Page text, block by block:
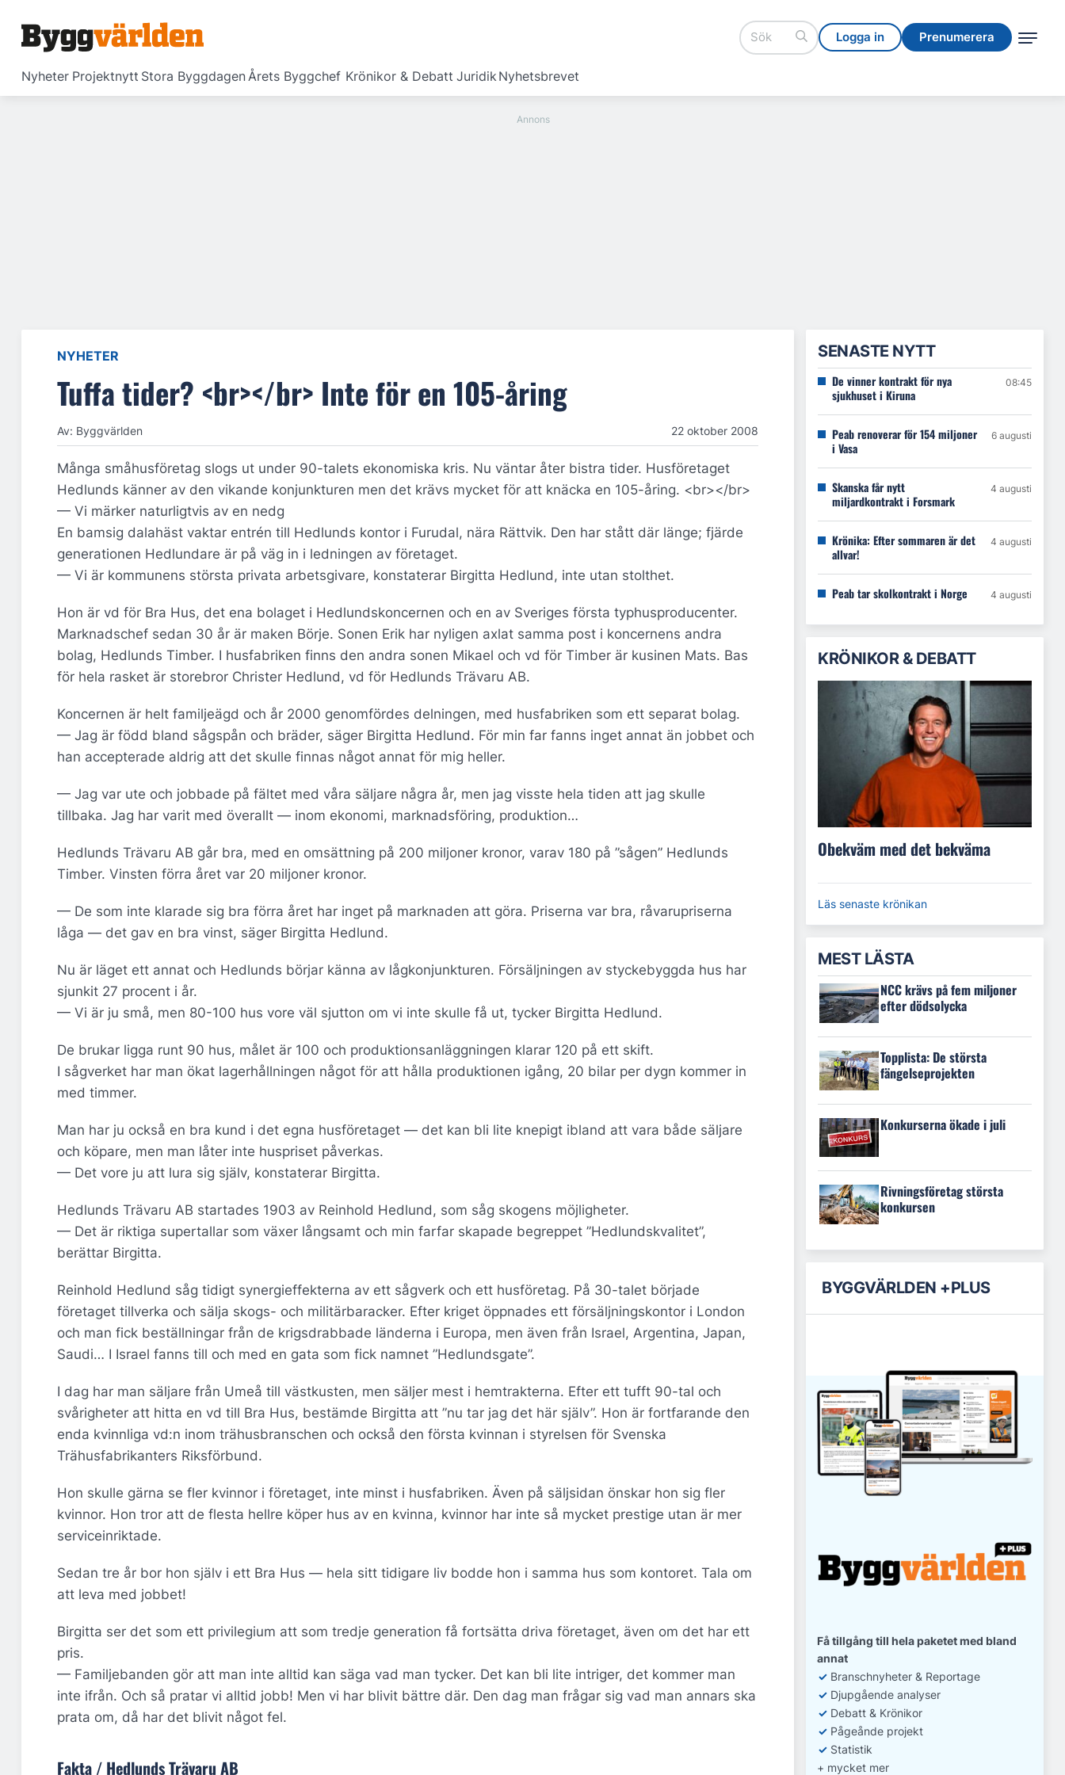
Logga in Prenumerera
Nyheter Projektnytt Stora ByggdagenÅrets Byggchef Krönikor & Debatt JuridikNyhetsbrevet
Logga in Prenumerera
NYHETER
Tuffa tider? <br></br> Inte för en 105-åring
Av: Byggvärlden 22 oktober 2008
Många småhusföretag slogs ut under 90-talets ekonomiska kris. Nu väntar åter bistra tider. Husföretaget
Hedlunds känner av den vikande konjunkturen men det krävs mycket för att knäcka en 105-åring. <br></br>
— Vi märker naturligtvis av en nedg
En bamsig dalahäst vaktar entrén till Hedlunds kontor i Furudal, nära Rättvik. Den har stått där länge; fjärde
generationen Hedlundare är på väg in i ledningen av företaget.
— Vi är kommunens största privata arbetsgivare, konstaterar Birgitta Hedlund, inte utan stolthet.
Hon är vd för Bra Hus, det ena bolaget i Hedlundskoncernen och en av Sveriges första typhusproducenter.
Marknadschef sedan 30 år är maken Börje. Sonen Erik har nyligen axlat samma post i koncernens andra
bolag, Hedlunds Timber. I husfabriken finns den andra sonen Mikael och vd för Timber är kusinen Mats. Bas
för hela rasket är storebror Christer Hedlund, vd för Hedlunds Trävaru AB.
Koncernen är helt familjeägd och år 2000 genomfördes delningen, med husfabriken som ett separat bolag.
— Jag är född bland sågspån och bräder, säger Birgitta Hedlund. För min far fanns inget annat än jobbet och
han accepterade aldrig att det skulle finnas något annat för mig heller.
— Jag var ute och jobbade på fältet med våra säljare några år, men jag visste hela tiden att jag skulle
tillbaka. Jag har varit med överallt — inom ekonomi, marknadsföring, produktion…
Hedlunds Trävaru AB går bra, med en omsättning på 200 miljoner kronor, varav 180 på ”sågen” Hedlunds
Timber. Vinsten förra året var 20 miljoner kronor.
— De som inte klarade sig bra förra året har inget på marknaden att göra. Priserna var bra, råvarupriserna
låga — det gav en bra vinst, säger Birgitta Hedlund.
Nu är läget ett annat och Hedlunds börjar känna av lågkonjunkturen. Försäljningen av styckebyggda hus har
sjunkit 27 procent i år.
— Vi är ju små, men 80-100 hus vore väl sjutton om vi inte skulle få ut, tycker Birgitta Hedlund.
De brukar ligga runt 90 hus, målet är 100 och produktionsanläggningen klarar 120 på ett skift.
I sågverket har man ökat lagerhållningen något för att hålla produktionen igång, 20 bilar per dygn kommer in
med timmer.
Man har ju också en bra kund i det egna husföretaget — det kan bli lite knepigt ibland att vara både säljare
och köpare, men man låter inte huspriset påverkas.
— Det vore ju att lura sig själv, konstaterar Birgitta.
Hedlunds Trävaru AB startades 1903 av Reinhold Hedlund, som såg skogens möjligheter.
— Det är riktiga supertallar som växer långsamt och min farfar skapade begreppet ”Hedlundskvalitet”,
berättar Birgitta.
Reinhold Hedlund såg tidigt synergieffekterna av ett sågverk och ett husföretag. På 30-talet började
företaget tillverka och sälja skogs- och militärbaracker. Efter kriget öppnades ett försäljningskontor i London
och man fick beställningar från de krigsdrabbade länderna i Europa, men även från Israel, Argentina, Japan,
Saudi… I Israel fanns till och med en gata som fick namnet ”Hedlundsgate”.
I dag har man säljare från Umeå till västkusten, men säljer mest i hemtrakterna. Efter ett tufft 90-tal och
svårigheter att hitta en vd till Bra Hus, bestämde Birgitta att ”nu tar jag det här själv”. Hon är fortfarande den
enda kvinnliga vd:n inom trähusbranschen och också den första kvinnan i styrelsen för Svenska
Trähusfabrikanters Riksförbund.
Hon skulle gärna se fler kvinnor i företaget, inte minst i husfabriken. Även på säljsidan önskar hon sig fler
kvinnor. Hon tror att de flesta hellre köper hus av en kvinna, kvinnor har inte så mycket prestige utan är mer
serviceinriktade.
Sedan tre år bor hon själv i ett Bra Hus — hela sitt tidigare liv bodde hon i samma hus som kontoret. Tala om
att leva med jobbet!
Birgitta ser det som ett privilegium att som tredje generation få fortsätta driva företaget, även om det har ett
pris.
— Familjebanden gör att man inte alltid kan säga vad man tycker. Det kan bli lite intriger, det kommer man
inte ifrån. Och så pratar vi alltid jobb! Men vi har blivit bättre där. Den dag man frågar sig vad man annars ska
prata om, då har det blivit något fel.
Fakta / Hedlunds Trävaru AB
SENASTE NYTT
De vinner kontrakt för nya
sjukhuset i Kiruna
08:45
Peab renoverar för 154 miljoner
i Vasa
6 augusti
Skanska får nytt
miljardkontrakt i Forsmark
4 augusti
Krönika: Efter sommaren är det
allvar!
4 augusti
Peab tar skolkontrakt i Norge 4 augusti
KRÖNIKOR & DEBATT
Obekväm med det bekväma
Läs senaste krönikan
MEST LÄSTA
NCC krävs på fem miljoner
efter dödsolycka
Topplista: De största
fängelseprojekten
Konkurserna ökade i juli
Rivningsföretag största
konkursen
BYGGVÄRLDEN +PLUS
Få tillgång till hela paketet med bland
annat
✓ Branschnyheter & Reportage
✓ Djupgående analyser
✓ Debatt & Krönikor
✓ Pågeånde projekt
✓ Statistik
+ mycket mer